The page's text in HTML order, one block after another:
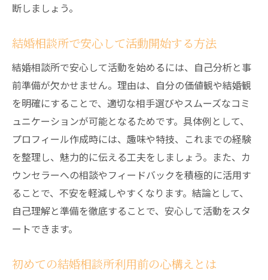
結婚相談所で相手に伝わる丁寧なマナーの
結婚相談所でありがちな印象ダウンのNG行
動
初めての出会い成功へ結婚相談所の準備術
結婚相談所のプロフィール準備と見直しポ
イント
結婚相談所で初めてお見合い前に確認すべ
き内容
結婚相談所で成功するための会話ネタ準備
法
結婚相談所で安心して迎える当日の持ち物
リスト
結婚相談所の入会バブル時期の準備の違い
断しましょう。
結婚相談所で安心して活動開始する方法
結婚相談所で安心して活動を始めるには、自己分析と事
前準備が欠かせません。理由は、自分の価値観や結婚観
を明確にすることで、適切な相手選びやスムーズなコミ
ュニケーションが可能となるためです。具体例として、
プロフィール作成時には、趣味や特技、これまでの経験
を整理し、魅力的に伝える工夫をしましょう。また、カ
ウンセラーへの相談やフィードバックを積極的に活用す
ることで、不安を軽減しやすくなります。結論として、
自己理解と準備を徹底することで、安心して活動をスタ
ートできます。
初めての結婚相談所利用前の心構えとは